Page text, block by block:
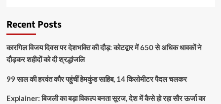
Recent Posts
कारगिल विजय दिवस पर देशभक्ति की दौड़: कोटद्वार में 650 से अधिक धावकों ने
दौड़कर शहीदों को दी श्रद्धांजलि
99 साल की हरवंत कौर पहुंचीं हेमकुंड साहिब, 14 किलोमीटर पैदल चलकर
Explainer: बिजली का बड़ा विकल्प बनता सूरज, देश में कैसे हो रहा सौर ऊर्जा का